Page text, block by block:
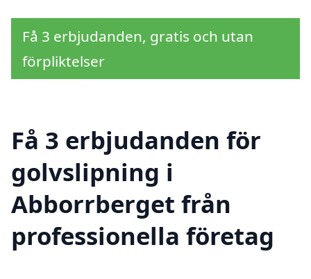
Få 3 erbjudanden, gratis och utan
förpliktelser
Få 3 erbjudanden för
golvslipning i
Abborrberget från
professionella företag